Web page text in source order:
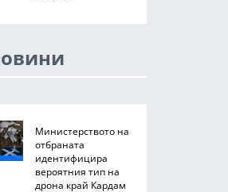
Министерството на
отбраната
идентифицира
вероятния тип на
дрона край Кардам